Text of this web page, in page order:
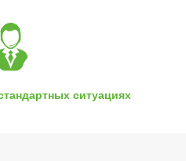
ситуациях